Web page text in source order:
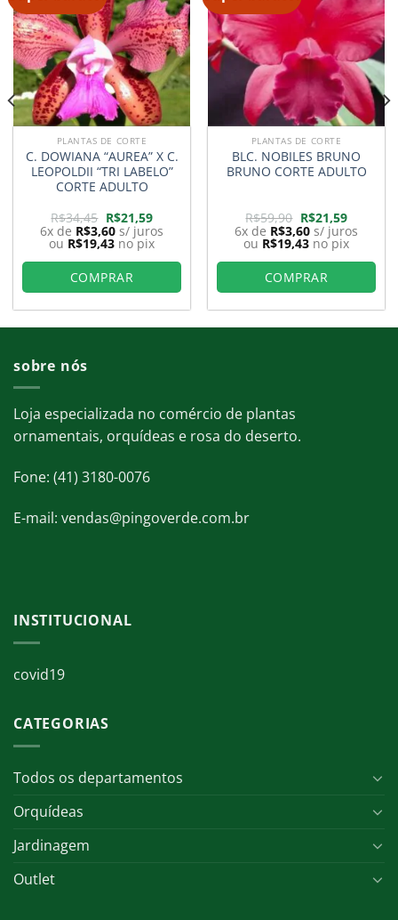
PLANTAS DE CORTE
C. DOWIANA “AUREA” X C.
LEOPOLDII “TRI LABELO”
CORTE ADULTO
R$34,45 O
preço
original
era:
R$34,45.
R$21,59O
preço
atual
é:
R$21,59.
6x de R$3,60 s/ juros
ou R$19,43 no pix
COMPRAR
PLANTAS DE CORTE
BLC. NOBILES BRUNO
BRUNO CORTE ADULTO
R$59,90 O
preço
original
era:
R$59,90.
R$21,59O
preço
atual
é:
R$21,59.
6x de R$3,60 s/ juros
ou R$19,43 no pix
COMPRAR
sobre nós
Loja especializada no comércio de plantas
ornamentais, orquídeas e rosa do deserto.
Fone: (41) 3180-0076
E-mail: vendas@pingoverde.com.br
INSTITUCIONAL
covid19
CATEGORIAS
Todos os departamentos
Orquídeas
Jardinagem
Outlet